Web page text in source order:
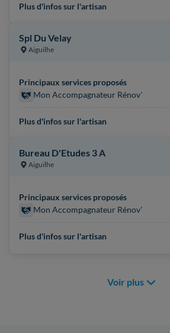
Plus d'infos sur l'artisan
Spl Du Velay
Aiguilhe
Principaux services proposés
Mon Accompagnateur Rénov'
Plus d'infos sur l'artisan
Bureau D'Etudes 3 A
Aiguilhe
Principaux services proposés
Mon Accompagnateur Rénov'
Plus d'infos sur l'artisan
Voir plus